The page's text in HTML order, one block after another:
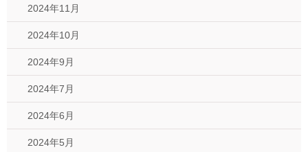
2024年11月
2024年10月
2024年9月
2024年7月
2024年6月
2024年5月